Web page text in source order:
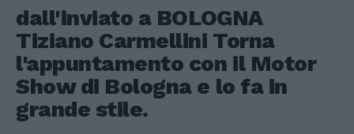
dall'inviato a BOLOGNA
Tiziano Carmellini Torna
l'appuntamento con il Motor
Show di Bologna e lo fa in
grande stile.